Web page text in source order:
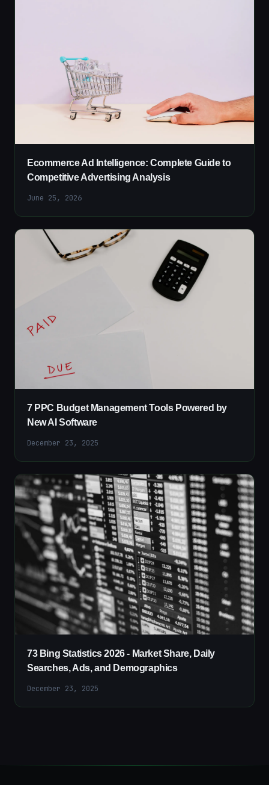
Ecommerce Ad Intelligence: Complete Guide to
Competitive Advertising Analysis
June 25, 2026
7 PPC Budget Management Tools Powered by
New AI Software
December 23, 2025
73 Bing Statistics 2026 - Market Share, Daily
Searches, Ads, and Demographics
December 23, 2025